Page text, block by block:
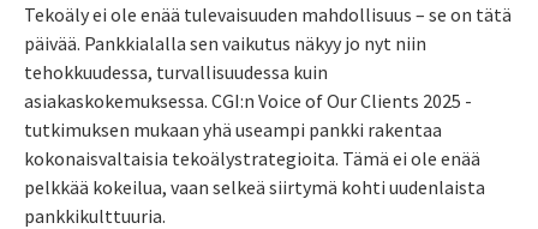
Tekoäly ei ole enää tulevaisuuden mahdollisuus – se on tätä
päivää. Pankkialalla sen vaikutus näkyy jo nyt niin
tehokkuudessa, turvallisuudessa kuin
asiakaskokemuksessa. CGI:n Voice of Our Clients 2025 -
tutkimuksen mukaan yhä useampi pankki rakentaa
kokonaisvaltaisia tekoälystrategioita. Tämä ei ole enää
pelkkää kokeilua, vaan selkeä siirtymä kohti uudenlaista
pankkikulttuuria.